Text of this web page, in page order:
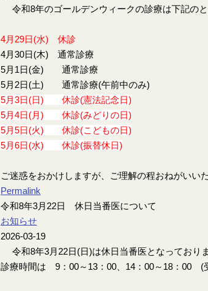
令和8年のゴールデンウィークの診療は下記のと
4月29日(水) 休診
4月30日(木) 通常診療
5月1日(金) 通常診療
5月2日(土) 通常診療(午前中のみ)
5月3日(日) 休診(憲法記念日)
5月4日(月) 休診(みどりの日)
5月5日(火) 休診(こどもの日)
5月6日(水) 休診(振替休日)
ご迷惑をおかけしますが、ご理解の程おねがいいた
Permalink
令和8年3月22日 休日当番医について
お知らせ
2026-03-19
令和8年3月22日(日)は休日当番医となっており
診療時間は 9：00～13：00、14：00～18：00 (